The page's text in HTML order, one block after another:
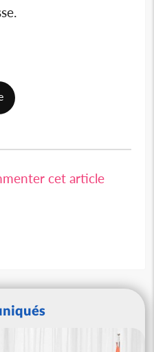
cet article